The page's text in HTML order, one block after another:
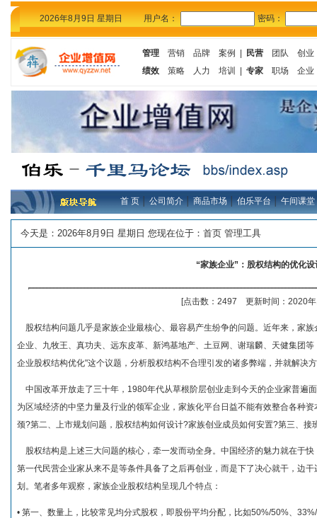
2026年8月9日 星期日 用户名： 密码：
管理 营销 品牌 案例 民营 团队
创业
绩效
策略 人力 培训 专家 职场 企业
首 页│公司简介│商品市场│伯乐平台│午间课堂
今天是： 2026年8月9日 星期日 您现在位于： 首页 管理工具
“家族企业”：股权结构的优化
[点击数：2497 更新时间：2020
股权结构问题几乎是家族企业最核心、最容易产生纷争的问题。近年来，家
企业、九牧王、真功夫、远东皮革、新鸿基地产、土豆网、谢瑞麟、天健集团
企业股权结构优化"这个议题，分析股权结构不合理引发的诸多弊端，并就解决
中国改革开放走了三十年，1980年代从草根阶层创业走到今天的企业家普遍
为区域经济的中坚力量及行业的领军企业，家族化平台日益不能有效整合各种
颈?第二、上市规划问题，股权结构如何设计?家族创业成员如何安置?第三、接
股权结构是上述三大问题的核心，牵一发而动全身。中国经济的魅力就在于快
第一代民营企业家从来不是等条件具备了之后再创业，而是下了决心就干，边
划。笔者多年观察，家族企业股权结构呈现几个特点：
• 第一、数量上，比较常见均分式股权，即股份平均分配，比如50%/50%、